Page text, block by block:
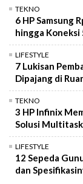
TEKNO
6 HP Samsung
hingga Koneksi
LIFESTYLE
7 Lukisan
Dipajang di
TEKNO
3 HP Infinix
Solusi
LIFESTYLE
12 Sepeda
dan